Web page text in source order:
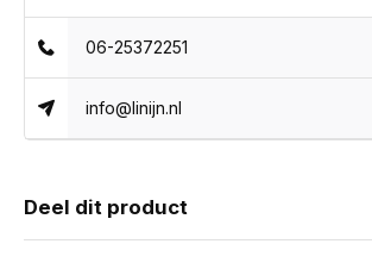
06-25372251
info@linijn.nl
Deel dit product